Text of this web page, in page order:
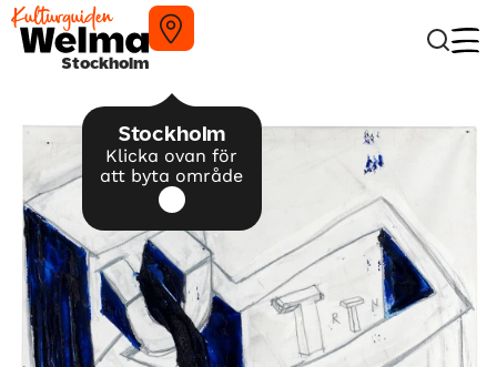
Stockholm
Stockholm
Klicka ovan för
att byta område